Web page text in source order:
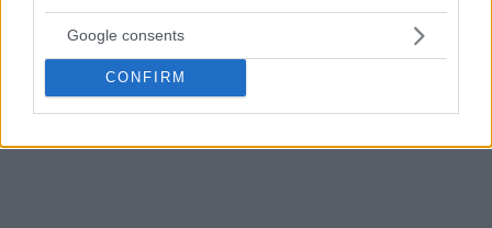
Google consents
CONFIRM
Papagiannis como ahora Poirier no podrán ayudar al equipo
durante los playoffs de la BSL turca.